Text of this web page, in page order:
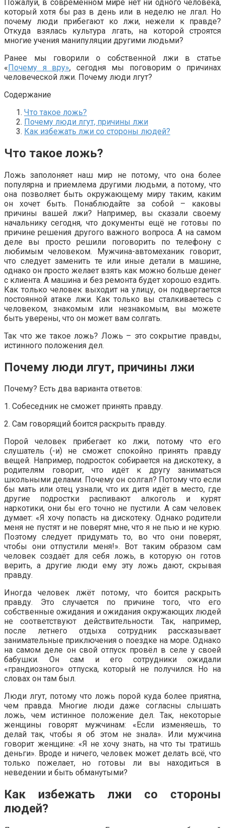
Пожалуй, в современном мире нет ни одного человека,
который хотя бы раз в день или в неделю не лгал. Но
почему люди прибегают ко лжи, нежели к правде?
Откуда взялась культура лгать, на которой строятся
многие учения манипуляции другими людьми?
Ранее мы говорили о собственной лжи в статье
«Почему я вру», сегодня мы поговорим о причинах
человеческой лжи. Почему люди лгут?
Содержание
Что такое ложь?
Почему люди лгут, причины лжи
Как избежать лжи со стороны людей?
Что такое ложь?
Ложь заполоняет наш мир не потому, что она более
популярна и приемлема другими людьми, а потому, что
она позволяет быть окружающему миру таким, каким
он хочет быть. Понаблюдайте за собой – каковы
причины вашей лжи? Например, вы сказали своему
начальнику сегодня, что документы ещё не готовы по
причине решения другого важного вопроса. А на самом
деле вы просто решили поговорить по телефону с
любимым человеком. Мужчина-автомеханик говорит,
что следует заменить те или иные детали в машине,
однако он просто желает взять как можно больше денег
с клиента. А машина и без ремонта будет хорошо ездить.
Как только человек выходит на улицу, он подвергается
постоянной атаке лжи. Как только вы сталкиваетесь с
человеком, знакомым или незнакомым, вы можете
быть уверены, что он может вам солгать.
Так что же такое ложь? Ложь – это сокрытие правды,
истинного положения дел.
Почему люди лгут, причины лжи
Почему? Есть два варианта ответов:
1. Собеседник не сможет принять правду.
2. Сам говорящий боится раскрыть правду.
Порой человек прибегает ко лжи, потому что его
слушатель (-и) не сможет спокойно принять правду
вещей. Например, подросток собирается на дискотеку, а
родителям говорит, что идёт к другу заниматься
школьными делами. Почему он солгал? Потому что если
бы мать или отец узнали, что их дитя идёт в место, где
другие подростки распивают алкоголь и курят
наркотики, они бы его точно не пустили. А сам человек
думает: «Я хочу попасть на дискотеку. Однако родители
меня не пустят и не поверят мне, что я не пью и не курю.
Поэтому следует придумать то, во что они поверят,
чтобы они отпустили меня!». Вот таким образом сам
человек создаёт для себя ложь, в которую он готов
верить, а другие люди ему эту ложь дают, скрывая
правду.
Иногда человек лжёт потому, что боится раскрыть
правду. Это случается по причине того, что его
собственные ожидания и ожидания окружающих людей
не соответствуют действительности. Так, например,
после летнего отдыха сотрудник рассказывает
занимательные приключения о поездке на море. Однако
на самом деле он свой отпуск провёл в селе у своей
бабушки. Он сам и его сотрудники ожидали
«грандиозного» отпуска, который не получился. Но на
словах он там был.
Люди лгут, потому что ложь порой куда более приятна,
чем правда. Многие люди даже согласны слышать
ложь, чем истинное положение дел. Так, некоторые
женщины говорят мужчинам: «Если изменяешь, то
делай так, чтобы я об этом не знала». Или мужчина
говорит женщине: «Я не хочу знать, на что ты тратишь
деньги». Вроде и ничего, человек может делать всё, что
только пожелает, но готовы ли вы находиться в
неведении и быть обманутыми?
Как избежать лжи со стороны
людей?